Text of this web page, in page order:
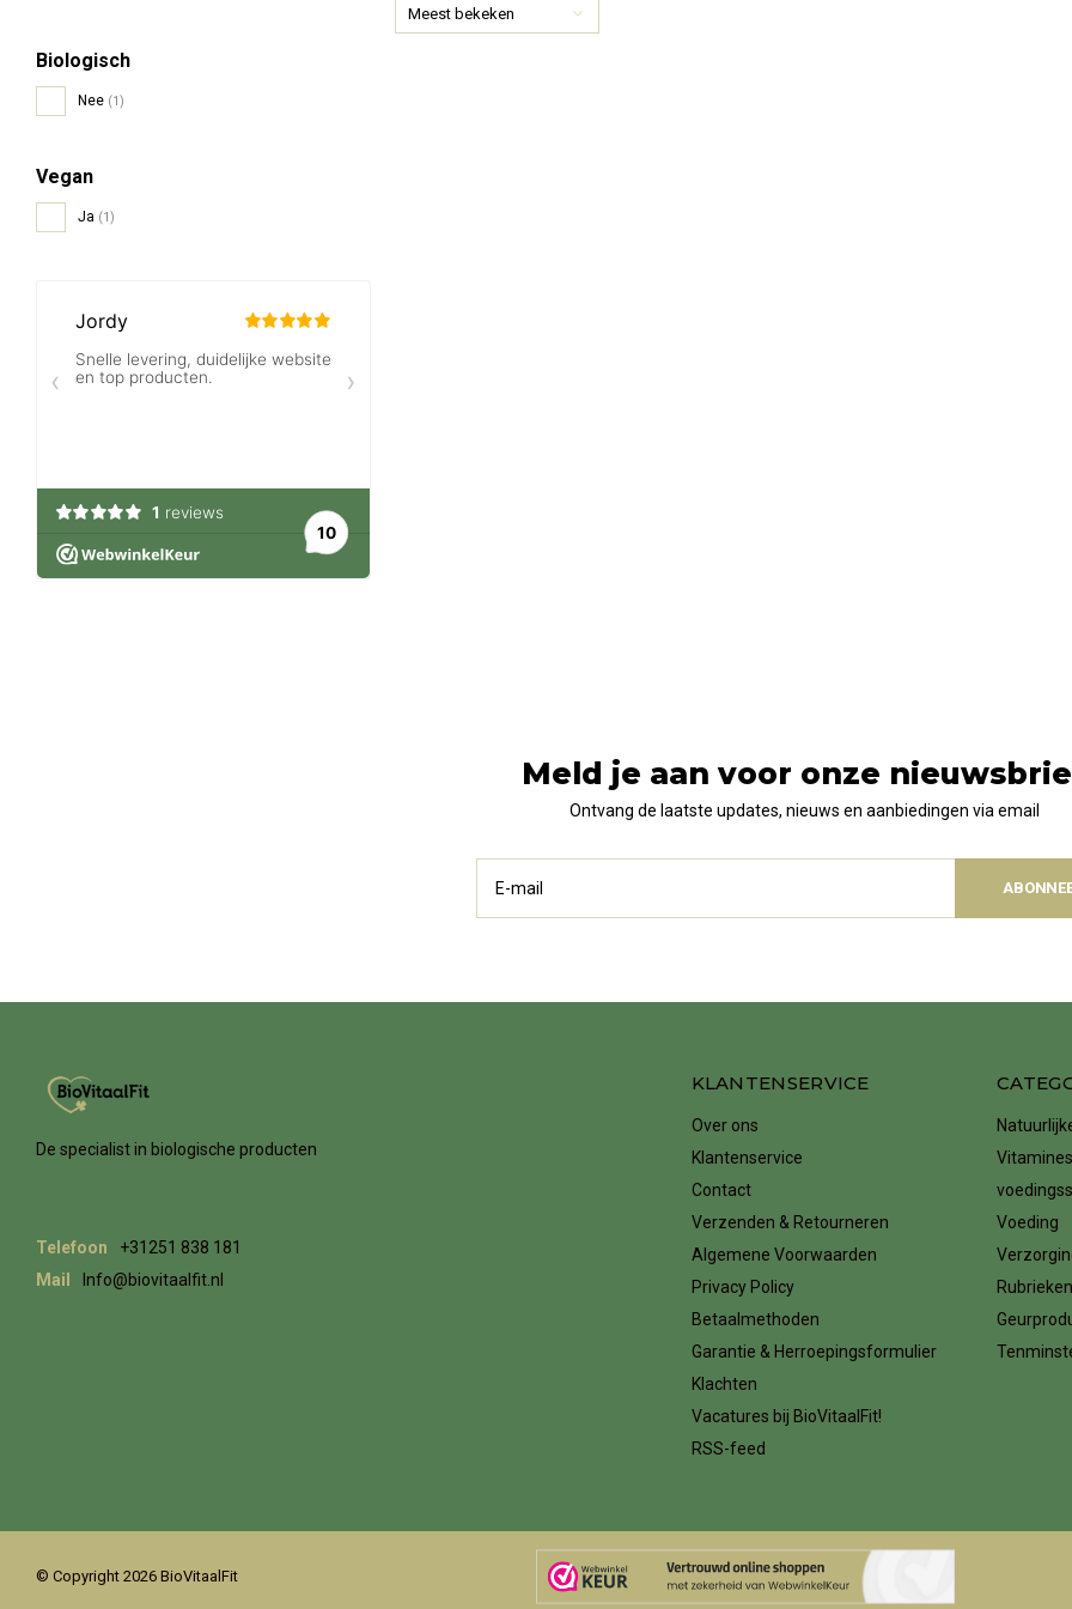
Biologisch
Nee (1)
Vegan
Ja (1)
Meest bekeken
Meld je aan voor onze
Ontvang de laatste updates, nieuws en aanbiedingen via email
De specialist in biologische producten
Telefoon
+31251 838 181
Mail
Info@biovitaalfit.nl
KLANTENSERVICE
Over ons
Klantenservice
Contact
Verzenden & Retourneren
Algemene Voorwaarden
Privacy Policy
Betaalmethoden
Garantie & Herroepingsformulier
Klachten
Vacatures bij BioVitaalFit!
RSS-feed
Voeding
Rubrieken
© Copyright 2026 BioVitaalFit